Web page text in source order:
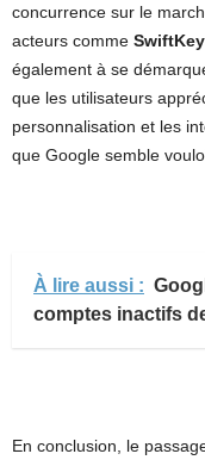
concurrence sur le
acteurs comme SwiftKey
également à se
que les utilisateurs
personnalisation et les
que Google semble
À lire aussi :
comptes inactifs
En conclusion, le